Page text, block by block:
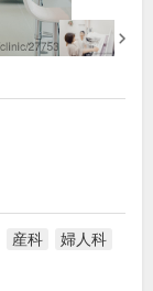
産科
婦人科